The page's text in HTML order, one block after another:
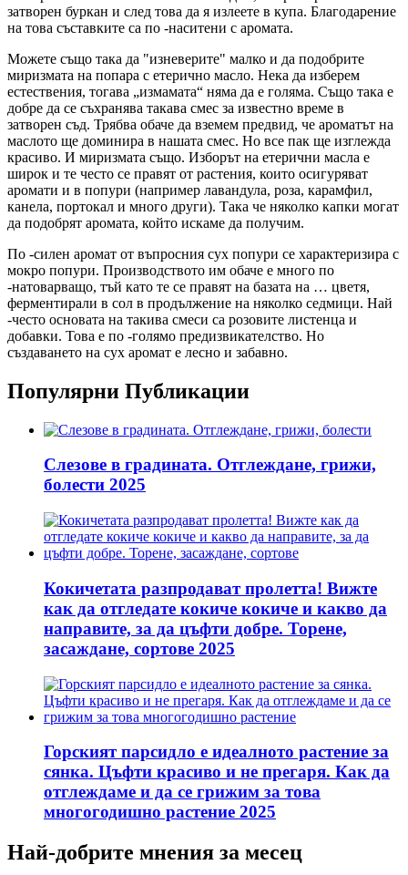
затворен буркан и след това да я излеете в купа. Благодарение
на това съставките са по -наситени с аромата.
Можете също така да "изневерите" малко и да подобрите
миризмата на попара с етерично масло. Нека да изберем
естествения, тогава „измамата“ няма да е голяма. Също така е
добре да се съхранява такава смес за известно време в
затворен съд. Трябва обаче да вземем предвид, че ароматът на
маслото ще доминира в нашата смес. Но все пак ще изглежда
красиво. И миризмата също. Изборът на етерични масла е
широк и те често се правят от растения, които осигуряват
аромати и в попури (например лавандула, роза, карамфил,
канела, портокал и много други). Така че няколко капки могат
да подобрят аромата, който искаме да получим.
По -силен аромат от въпросния сух попури се характеризира с
мокро попури. Производството им обаче е много по
-натоварващо, тъй като те се правят на базата на … цветя,
ферментирали в сол в продължение на няколко седмици. Най
-често основата на такива смеси са розовите листенца и
добавки. Това е по -голямо предизвикателство. Но
създаването на сух аромат е лесно и забавно.
Популярни Публикации
Слезове в градината. Отглеждане, грижи,
болести 2025
Кокичетата разпродават пролетта! Вижте
как да отгледате кокиче кокиче и какво да
направите, за да цъфти добре. Торене,
засаждане, сортове 2025
Горският парсидло е идеалното растение за
сянка. Цъфти красиво и не прегаря. Как да
отглеждаме и да се грижим за това
многогодишно растение 2025
Най-добрите мнения за месец